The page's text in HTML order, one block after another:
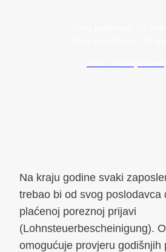
Na kraju godine svaki
trebao bi od svog poslodavca
plaćenoj poreznoj prijavi
(Lohnsteuerbescheinigung).
omogućuje provjeru godišnjih